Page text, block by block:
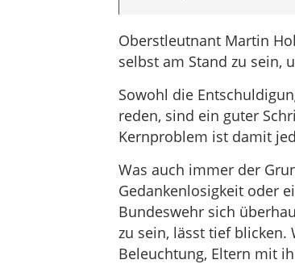
Oberstleutnant Martin
selbst am Stand zu sein,
Sowohl die
reden, sind ein guter
Kernproblem ist damit
Was auch immer der
Gedankenlosigkeit oder
Bundeswehr sich
zu sein, lässt tief blicken.
Beleuchtung, Eltern mit